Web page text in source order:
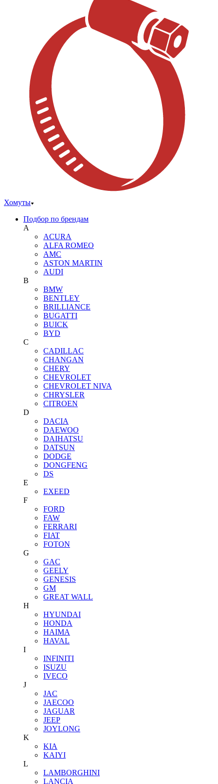
Хомуты
Подбор по брендам
A
ACURA
ALFA ROMEO
AMC
ASTON MARTIN
AUDI
B
BMW
BENTLEY
BRILLIANCE
BUGATTI
BUICK
BYD
C
CADILLAC
CHANGAN
CHERY
CHEVROLET
CHEVROLET NIVA
CHRYSLER
CITROEN
D
DACIA
DAEWOO
DAIHATSU
DATSUN
DODGE
DONGFENG
DS
E
EXEED
F
FORD
FAW
FERRARI
FIAT
FOTON
G
GAC
GEELY
GENESIS
GM
GREAT WALL
H
HYUNDAI
HONDA
HAIMA
HAVAL
I
INFINITI
ISUZU
IVECO
J
JAC
JAECOO
JAGUAR
JEEP
JOYLONG
K
KIA
KAIYI
L
LAMBORGHINI
LANCIA